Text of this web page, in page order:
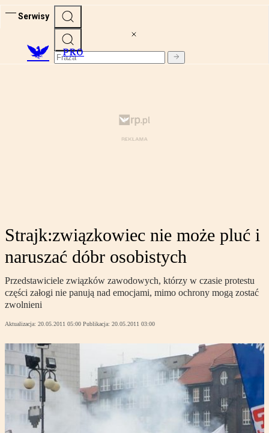
Serwisy
PRO
Strajk:związkowiec nie może pluć i
naruszać dóbr osobistych
Przedstawiciele związków zawodowych, którzy w czasie protestu
części załogi nie panują nad emocjami, mimo ochrony mogą zostać
zwolnieni
Aktualizacja: 20.05.2011 05:00 Publikacja: 20.05.2011 03:00